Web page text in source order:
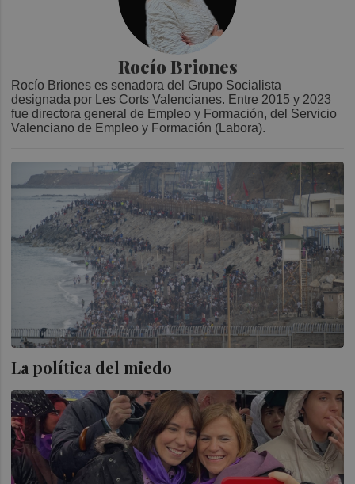
Rocío Briones
Rocío Briones es senadora del Grupo Socialista
designada por Les Corts Valencianes. Entre 2015 y 2023
fue directora general de Empleo y Formación, del Servicio
Valenciano de Empleo y Formación (Labora).
La política del miedo